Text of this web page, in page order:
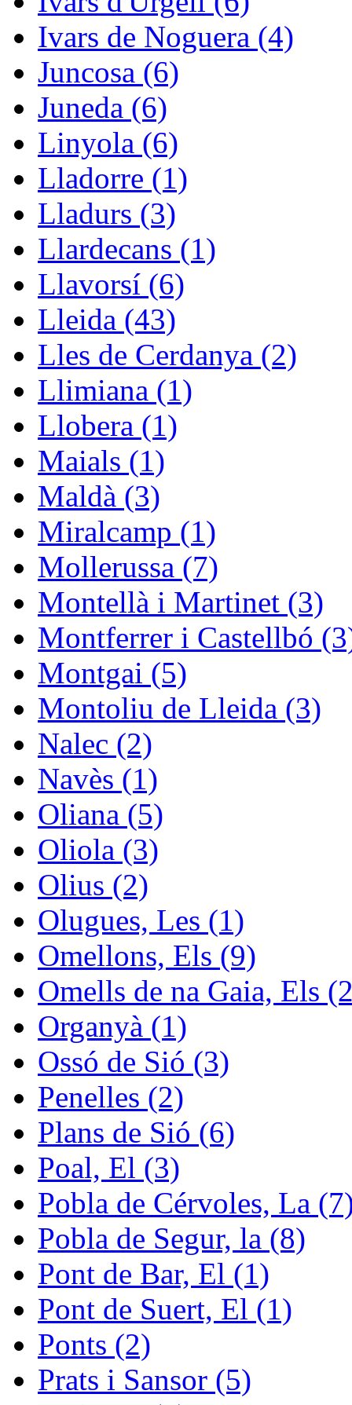
Ivars de Noguera (4)
Juncosa (6)
Juneda (6)
Linyola (6)
Lladorre (1)
Lladurs (3)
Llardecans (1)
Llavorsí (6)
Lleida (43)
Lles de Cerdanya (2)
Llimiana (1)
Llobera (1)
Maials (1)
Maldà (3)
Miralcamp (1)
Mollerussa (7)
Montellà i Martinet (3)
Montferrer i Castellbó
Montgai (5)
Montoliu de Lleida (3)
Nalec (2)
Navès (1)
Oliana (5)
Oliola (3)
Olius (2)
Olugues, Les (1)
Omellons, Els (9)
Omells de na Gaia, Els
Organyà (1)
Ossó de Sió (3)
Penelles (2)
Plans de Sió (6)
Poal, El (3)
Pobla de Cérvoles, La
Pobla de Segur, la (8)
Pont de Bar, El (1)
Pont de Suert, El (1)
Ponts (2)
Prats i Sansor (5)